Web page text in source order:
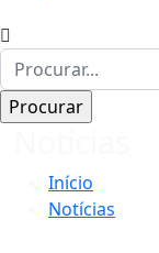
Início
Notícias